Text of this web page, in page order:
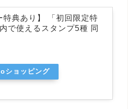
典あり】 「初回限定特
で使えるスタンプ5種 同
ショッピング